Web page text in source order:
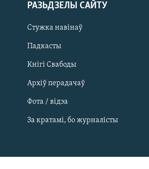
САЧЫЦЕ ЗА АБНАЎЛЕНЬНЯМІ
РАЗЬДЗЕЛЫ САЙТУ
Стужка навінаў
Падкасты
Кнігі Свабоды
Архіў перадачаў
Фота / відэа
За кратамі, бо журналісты